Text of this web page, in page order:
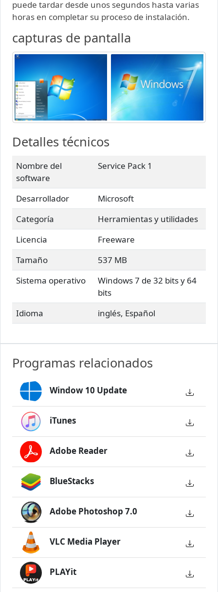
puede tardar desde unos segundos hasta varias
horas en completar su proceso de instalación.
capturas de pantalla
Detalles técnicos
Nombre del
software
Service Pack 1
Desarrollador
Microsoft
Categoría
Herramientas y utilidades
Licencia
Freeware
Tamaño
537 MB
Sistema operativo
Windows 7 de 32 bits y 64
bits
Idioma
inglés, Español
Programas relacionados
Window 10 Update
iTunes
Adobe Reader
BlueStacks
Adobe Photoshop 7.0
VLC Media Player
PLAYit